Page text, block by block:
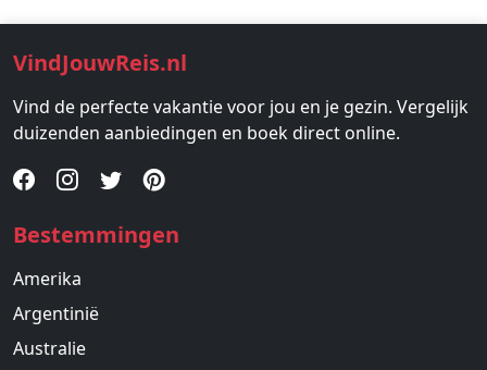
VindJouwReis.nl
Vind de perfecte vakantie voor jou en je gezin. Vergelijk
duizenden aanbiedingen en boek direct online.
Bestemmingen
Amerika
Argentinië
Australie